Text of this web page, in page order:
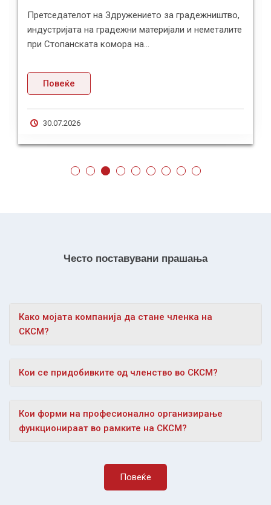
Претседателот на Здружението за градежништво,
индустријата на градежни материјали и неметалите
при Стопанската комора на...
Повеќе
30.07.2026
Често поставувани прашања
Како мојата компанија да стане членка на
СКСМ?
Кои се придобивките од членство во СКСМ?
Кои форми на професионално организирање
функционираат во рамките на СКСМ?
Повеќе